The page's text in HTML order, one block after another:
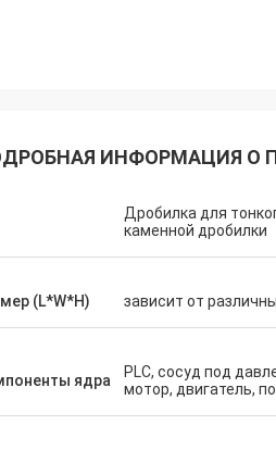
Mark Joe
seller, excellent product, superb
straightforward shipping. We
be happier with Henan Ascend
ИНФОРМАЦИЯ О
Дробилка для
каменной дробилки
(L*W*H) зависит от
ядра
PLC, сосуд под
мотор, двигатель,